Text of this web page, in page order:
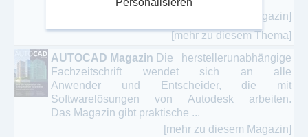
[mehr zu diesem Magazin]
[mehr zu diesem Thema]
AUTOCAD Magazin Die herstellerunabhängige
Fachzeitschrift wendet sich an alle
Anwender und Entscheider, die mit
Softwarelösungen von Autodesk arbeiten.
Das Magazin gibt praktische ...
[mehr zu diesem Magazin]